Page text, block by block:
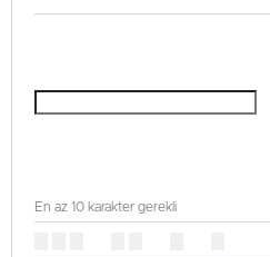
En az 10 karakter gerekli